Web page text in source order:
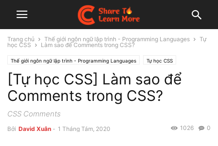
Trang chủ Thế giới ngôn ngữ lập trình - Programming Languages
Tự
học CSS
Làm sao để Comments trong CSS?
Thế giới ngôn ngữ lập trình - Programming Languages Tự học CSS
[Tự học CSS] Làm sao để
Comments trong CSS?
CSS Comments
Bởi David Xuân - 1 Tháng Tám, 2020 0
1026